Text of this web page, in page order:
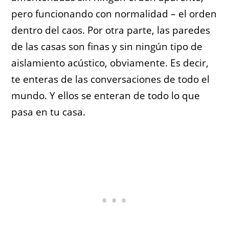
pero funcionando con normalidad – el orden
dentro del caos. Por otra parte, las paredes
de las casas son finas y sin ningún tipo de
aislamiento acústico, obviamente. Es decir,
te enteras de las conversaciones de todo el
mundo. Y ellos se enteran de todo lo que
pasa en tu casa.